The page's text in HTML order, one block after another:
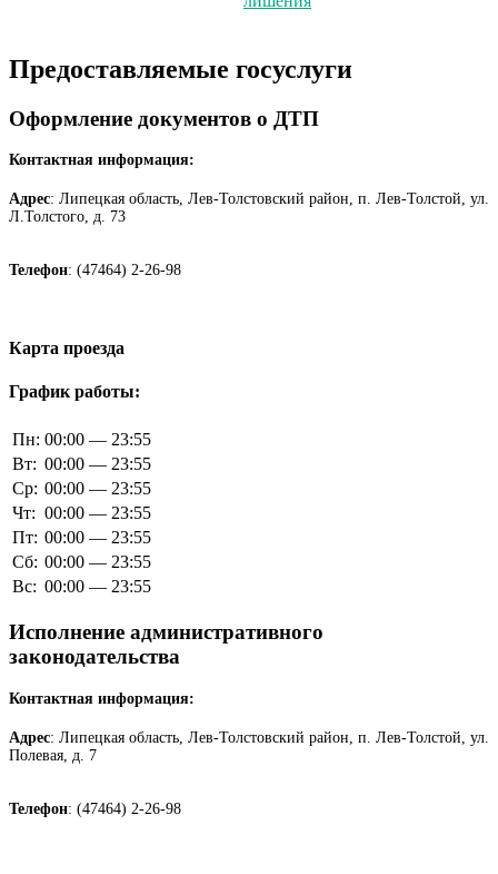
Предоставляемые госуслуги
Оформление документов о ДТП
Контактная информация:
Адрес: Липецкая область, Лев-Толстовский район, п. Лев-Толстой, ул.
Л.Толстого, д. 73
Телефон: (47464) 2-26-98
Карта проезда
График работы:
Пн: 00:00 — 23:55
Вт: 00:00 — 23:55
Ср: 00:00 — 23:55
Чт: 00:00 — 23:55
Пт: 00:00 — 23:55
Сб: 00:00 — 23:55
Вс: 00:00 — 23:55
Исполнение административного
законодательства
Контактная информация:
Адрес: Липецкая область, Лев-Толстовский район, п. Лев-Толстой, ул.
Полевая, д. 7
Телефон: (47464) 2-26-98